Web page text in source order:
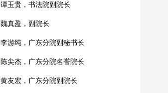
谭玉贵，书法院副院长
魏真盈，副院长
李游纯，广东分院副秘书长
陈尖杰，广东分院名誉院长
黄友宏，广东分院副院长